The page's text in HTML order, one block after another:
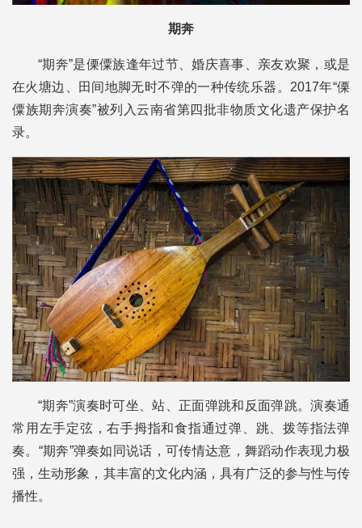
期奔
“期奔”是傈僳族逢年过节、婚庆喜事、亲友欢聚，或是
在火塘边、田间地脚无时不弹的一种传统乐器。2017年“傈
僳族期奔演奏”被列入云南省第四批非物质文化遗产保护名
录。
“期奔”演奏时可坐、站、正面弹跳和反面弹跳。演奏通
常用左手定弦，右手拇指和食指通过弹、跳、拨等指法弹
奏。“期奔”弹奏如同说话，可传情达意，舞蹈动作表现力极
强，生动形象，其丰富的文化内涵，具有广泛的参与性与传
播性。